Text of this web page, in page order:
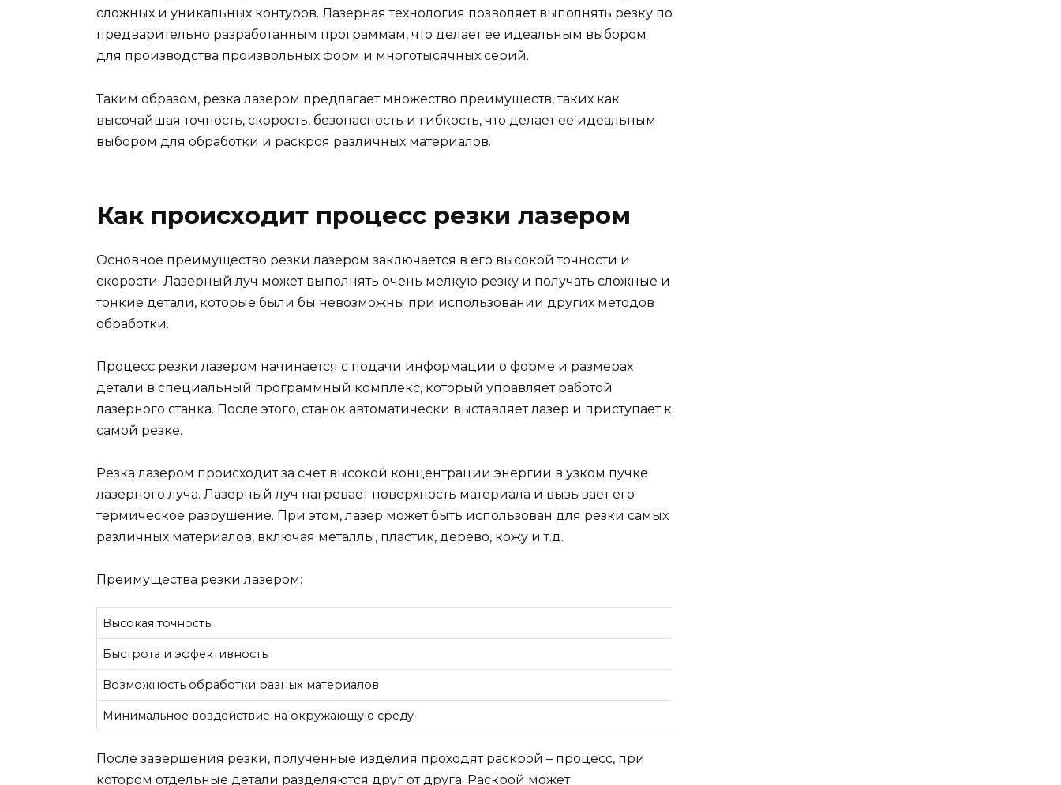
сложных и уникальных контуров. Лазерная технология позволяет выполнять резку по
предварительно разработанным программам, что делает ее идеальным выбором
для производства произвольных форм и многотысячных серий.
Таким образом, резка лазером предлагает множество преимуществ, таких как
высочайшая точность, скорость, безопасность и гибкость, что делает ее идеальным
выбором для обработки и раскроя различных материалов.
Как происходит процесс резки лазером
Основное преимущество резки лазером заключается в его высокой точности и
скорости. Лазерный луч может выполнять очень мелкую резку и получать сложные и
тонкие детали, которые были бы невозможны при использовании других методов
обработки.
Процесс резки лазером начинается с подачи информации о форме и размерах
детали в специальный программный комплекс, который управляет работой
лазерного станка. После этого, станок автоматически выставляет лазер и приступает к
самой резке.
Резка лазером происходит за счет высокой концентрации энергии в узком пучке
лазерного луча. Лазерный луч нагревает поверхность материала и вызывает его
термическое разрушение. При этом, лазер может быть использован для резки самых
различных материалов, включая металлы, пластик, дерево, кожу и т.д.
Преимущества резки лазером:
Высокая точность
Быстрота и эффективность
Возможность обработки разных материалов
Минимальное воздействие на окружающую среду
После завершения резки, полученные изделия проходят раскрой – процесс, при
котором отдельные детали разделяются друг от друга. Раскрой может